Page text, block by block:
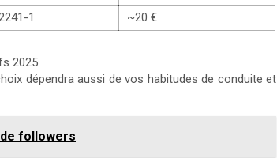
1 ~20 €
2025.
dépendra aussi de vos habitudes de conduite et
followers